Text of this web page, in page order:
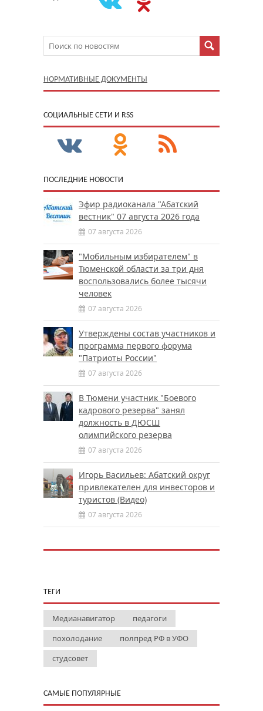
НОРМАТИВНЫЕ ДОКУМЕНТЫ
CОЦИАЛЬНЫЕ СЕТИ И RSS
ПОСЛЕДНИЕ НОВОСТИ
Эфир радиоканала "Абатский
вестник" 07 августа 2026 года
07 августа 2026
"Мобильным избирателем" в
Тюменской области за три дня
воспользовались более тысячи
человек
07 августа 2026
Утверждены состав участников и
программа первого форума
"Патриоты России"
07 августа 2026
В Тюмени участник "Боевого
кадрового резерва" занял
должность в ДЮСШ
олимпийского резерва
07 августа 2026
Игорь Васильев: Абатский округ
привлекателен для инвесторов и
туристов (Видео)
07 августа 2026
ТЕГИ
Медианавигатор
педагоги
похолодание
полпред РФ в УФО
студсовет
САМЫЕ ПОПУЛЯРНЫЕ